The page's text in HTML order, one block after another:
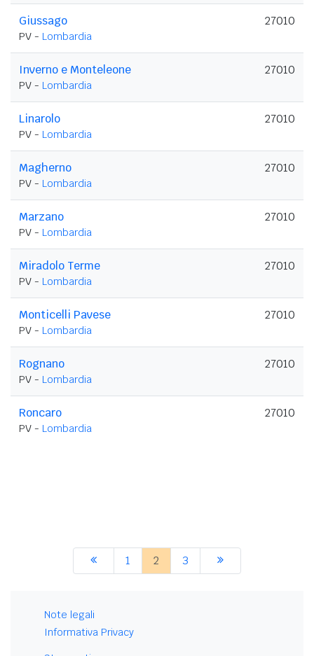
Giussago
PV - Lombardia
27010
Inverno e Monteleone
PV - Lombardia
27010
Linarolo
PV - Lombardia
27010
Magherno
PV - Lombardia
27010
Marzano
PV - Lombardia
27010
Miradolo Terme
PV - Lombardia
27010
Monticelli Pavese
PV - Lombardia
27010
Rognano
PV - Lombardia
27010
Roncaro
PV - Lombardia
27010
1 2 3
Note legali
Informativa Privacy